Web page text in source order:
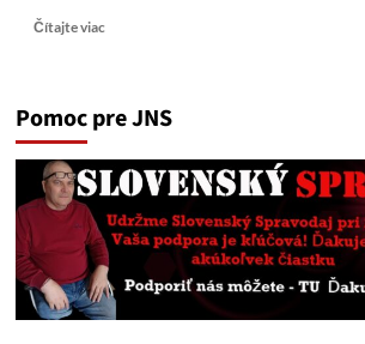
Čítajte viacRead
kauza
Matovič
opäť
žiadne
trestné
oznámenie
nepodal
Pomoc pre JNS